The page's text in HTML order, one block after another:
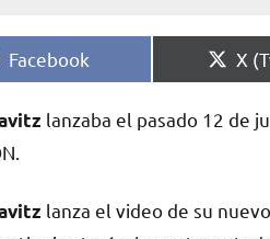
Compartir
en
Facebook
en
X
lanzaba el pasado 12 de
lanza el video de su